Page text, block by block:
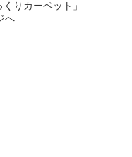
りカーペット」